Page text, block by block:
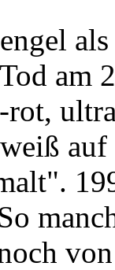
am